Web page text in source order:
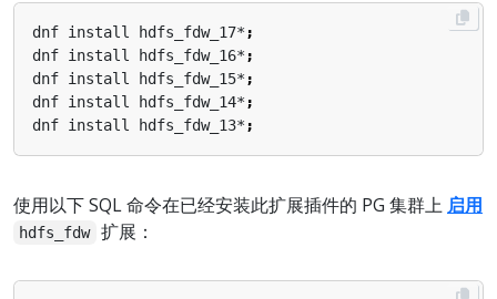
dnf install hdfs_fdw_17* ;
dnf install hdfs_fdw_16* ;
dnf install hdfs_fdw_15* ;
dnf install hdfs_fdw_14* ;
dnf install hdfs_fdw_13* ;
使用以下 SQL 命令在已经安装此扩展插件的 PG 集群上 启用
hdfs_fdw 扩展：